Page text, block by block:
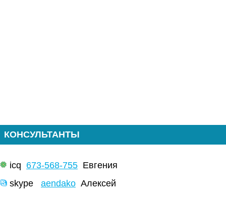
КОНСУЛЬТАНТЫ
icq 673-568-755 Евгения
skype aendako Алексей